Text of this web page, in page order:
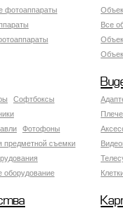
фотоаппараты
Все
Софтбоксы
Фотофоны
предметной съемки
оборудование